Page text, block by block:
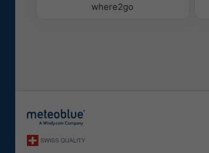
where2go